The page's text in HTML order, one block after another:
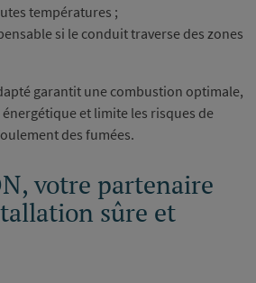
températures ;
si le conduit traverse des zones
garantit une combustion optimale,
et limite les risques de
des fumées.
votre partenaire
sûre et